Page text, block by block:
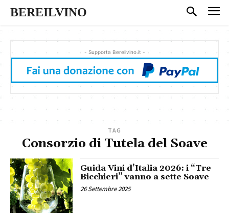
BEREILVINO
- Supporta Bereilvino.it -
TAG
Consorzio di Tutela del Soave
Guida Vini d’Italia 2026: i “Tre
Bicchieri” vanno a sette Soave
26 Settembre 2025